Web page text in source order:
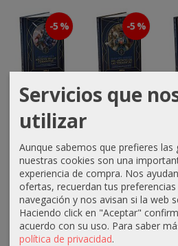
-5 %
Manual del
Archivo de
las
52,25 €
55,00 €
-5 %
Guía del
mundo del
52,25 €
55,00 €
El
Servicios que
utilizar
Aunque sabemos que prefieres las
nuestras cookies son una
experiencia de compra. Nos
ofertas, recuerdan tus
navegación y nos avisan si la web
Haciendo click en "Aceptar"
acuerdo con su uso. Para saber
política de privacidad.